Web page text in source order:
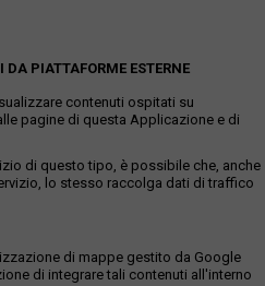
PIATTAFORME ESTERNE
contenuti ospitati su
pagine di questa Applicazione e di
di questo tipo, è possibile che, anche
lo stesso raccolga dati di traffico
di mappe gestito da Google
di integrare tali contenuti all'interno